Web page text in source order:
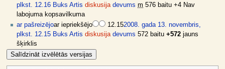
plkst. 12.16 Buks Artis diskusija devums m 576 baitu +4 Nav
labojuma kopsavilkuma
ar pašreizējoar iepriekšējo 12.152008. gada 13. novembris,
plkst. 12.15 Buks Artis diskusija devums 572 baitu +572 jauns
šķirklis